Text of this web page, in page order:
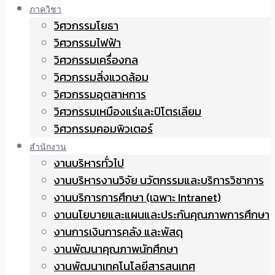
ภาควิชา
วิศวกรรมโยธา
วิศวกรรมไฟฟ้า
วิศวกรรมเครื่องกล
วิศวกรรมสิ่งแวดล้อม
วิศวกรรมอุตสาหการ
วิศวกรรมเหมืองแร่และปิโตรเลียม
วิศวกรรมคอมพิวเตอร์
สำนักงาน
งานบริหารทั่วไป
งานบริหารงานวิจัย นวัตกรรมและบริการวิชาการ
งานบริการการศึกษา (เฉพาะ Intranet)
งานนโยบายและแผนและประกันคุณภาพการศึกษา
งานการเงินการคลัง และพัสดุ
งานพัฒนาคุณภาพนักศึกษา
งานพัฒนาเทคโนโลยีสารสนเทศ